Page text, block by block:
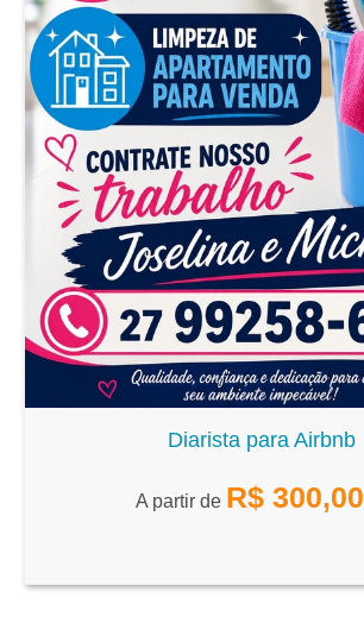
Diarista para Airbnb
A partir de R$ 300,00